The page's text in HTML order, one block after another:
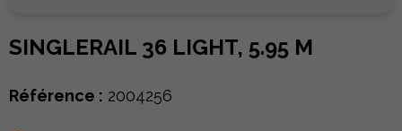
SINGLERAIL 36 LIGHT, 5.95 M
Référence : 2004256